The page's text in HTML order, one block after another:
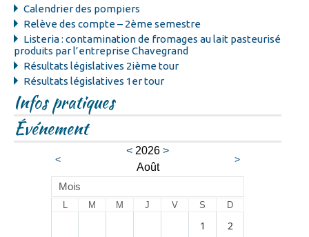
Calendrier des pompiers
Relève des compte – 2ème semestre
Listeria : contamination de fromages au lait pasteurisé
produits par l’entreprise Chavegrand
Résultats législatives 2ième tour
Résultats législatives 1er tour
Infos pratiques
Événement
<
< 2026 >
Août
>
Mois
L M M J V S D
1 2